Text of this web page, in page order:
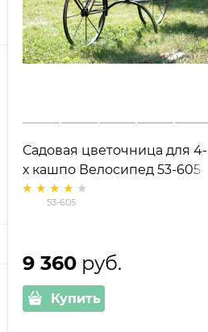
Садовая цветочница для 4-
х кашпо Велосипед 53-605
металл
53-605
9 360 руб.
Купить